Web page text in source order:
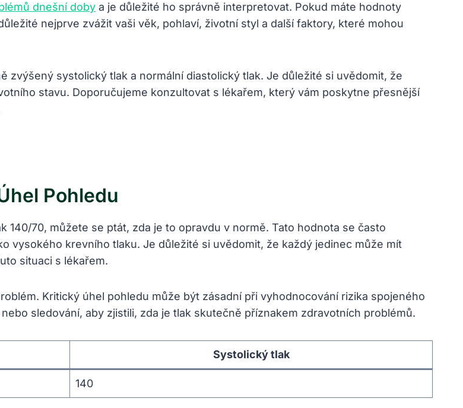
dnešní doby a je důležité ho správně interpretovat. Pokud máte hodnoty
nejprve zvážit vaši věk, pohlaví, životní styl a další faktory, které mohou
zvýšený systolický tlak a normální diastolický tlak. Je důležité si uvědomit, že
stavu. Doporučujeme konzultovat s lékařem, který vám poskytne přesnější
Pohledu
140/70, můžete se ptát, zda je to opravdu v normě. Tato hodnota se často
vysokého krevního tlaku. Je důležité si uvědomit, že každý jedinec může mít
situaci s lékařem.
Kritický úhel pohledu může být zásadní při vyhodnocování rizika spojeného
sledování, aby zjistili, zda je tlak skutečně příznakem zdravotních problémů.
Systolický tlak
140